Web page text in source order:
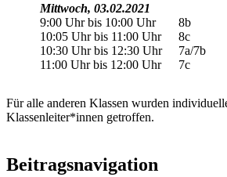
Mittwoch, 03.02.2021
9:00 Uhr bis 10:00 Uhr
10:05 Uhr bis 11:00 Uhr
10:30 Uhr bis 12:30 Uhr
11:00 Uhr bis 12:00 Uhr
8b
8c
7a/7b
7c
Für alle anderen Klassen wurden
Klassenleiter*innen getroffen.
Beitragsnavigation